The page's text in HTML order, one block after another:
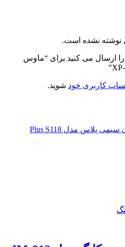
نوشته نشده است.
را ارسال می کنید برای “ماوس
کاربری خود شوید.